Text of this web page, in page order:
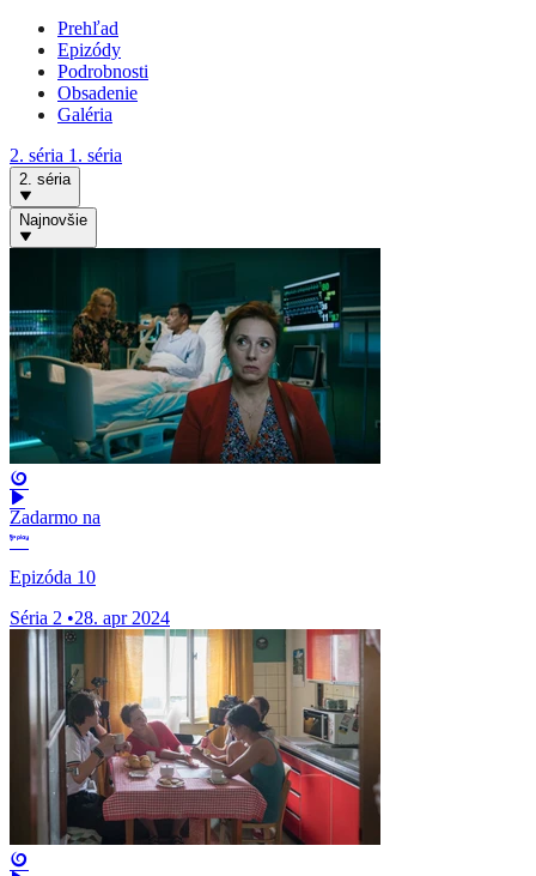
Prehľad
Epizódy
Podrobnosti
Obsadenie
Galéria
2. séria 1. séria
2. séria
Najnovšie
Zadarmo na
Epizóda 10
Séria 2 •28. apr 2024